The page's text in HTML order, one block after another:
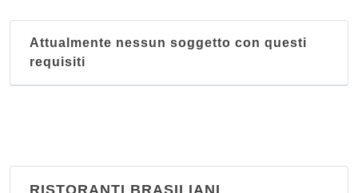
L'Abbondanza
Attualmente nessun soggetto con questi
requisiti
RISTORANTI BRASILIANI